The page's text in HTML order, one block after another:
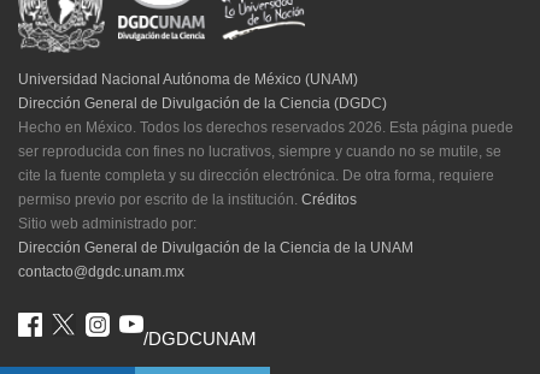
Universidad Nacional Autónoma de México (UNAM)
Dirección General de Divulgación de la Ciencia (DGDC)
Hecho en México. Todos los derechos reservados 2026. Esta página puede
ser reproducida con fines no lucrativos, siempre y cuando no se mutile, se
cite la fuente completa y su dirección electrónica. De otra forma, requiere
permiso previo por escrito de la institución. Créditos
Sitio web administrado por:
Dirección General de Divulgación de la Ciencia de la UNAM
contacto@dgdc.unam.mx
/DGDCUNAM